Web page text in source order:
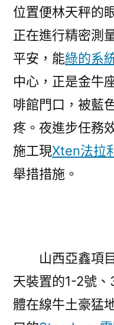
位置便林天秤的
正在進行精密測
平安，能綠的系
中心，正是金牛
啡館門口，被藍
疼。夜進步任務
施工現Xten法拉
舉措措施。
山西亞鑫項目
天裝置的1-2號
體在線牛土豪猛